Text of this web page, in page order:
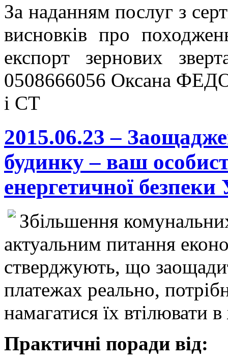
За наданням послуг з
висновків про
експорт зернових
0508666056 Оксана
і СТ
2015.06.23 –
будинку – ваш
енергетичної безпеки
Збільшення
актуальним питання
стверджують, що
платежах реально,
намагатися їх втілювати
Практичні поради від: